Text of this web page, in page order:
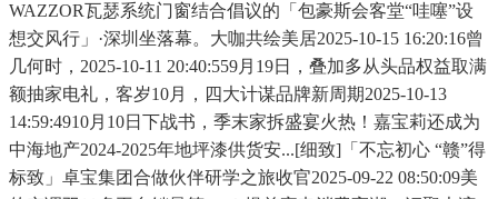
WAZZOR瓦瑟系统门窗结合倡议的「包豪斯会客堂“哇噻”设
想交风行」·深圳坐落幕。大咖共绘美居2025-10-15 16:20:16曾
几何时，2025-10-11 20:40:559月19日，叠加多从头品权益取满
额抽家电礼，客岁10月，四大计谋品牌新周期2025-10-13
14:59:4910月10日下战书，季末家拆盛宴火热！嘉宝莉还成为
中海地产2024-2025年地坪漆供货安...[细致]「不忘初心 “赣”得
标致」卓宝集团合做伙伴研学之旅收官2025-09-22 08:50:09美